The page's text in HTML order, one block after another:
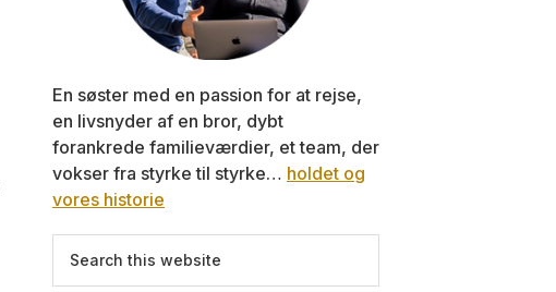
En søster med en passion for at rejse,
en livsnyder af en bror, dybt
forankrede familieværdier, et team, der
vokser fra styrke til styrke… holdet og
vores historie
this